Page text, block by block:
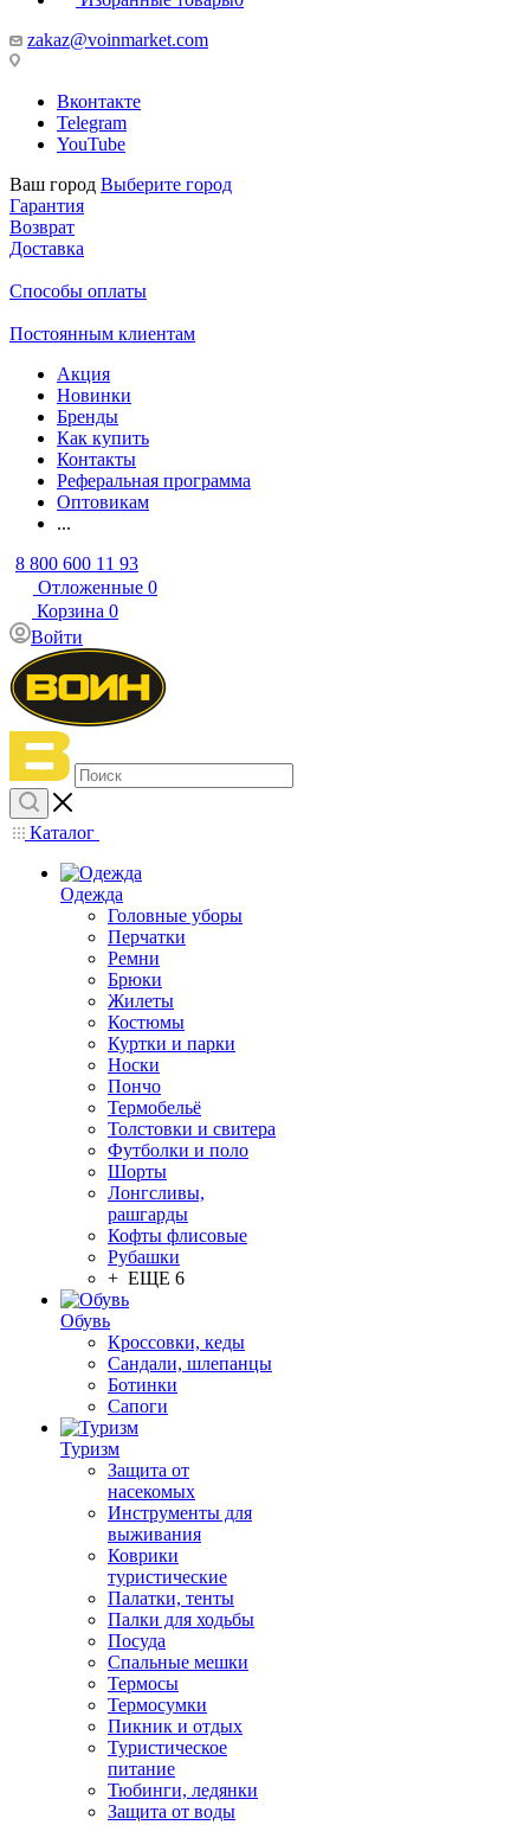
zakaz@voinmarket.com
Вконтакте
Telegram
YouTube
Ваш город Выберите город
Гарантия
Возврат
Доставка
Способы оплаты
Постоянным клиентам
Акция
Новинки
Бренды
Как купить
Контакты
Реферальная программа
Оптовикам
...
8 800 600 11 93
Отложенные 0
Корзина 0
Войти
Каталог
Одежда
Головные уборы
Перчатки
Ремни
Брюки
Жилеты
Костюмы
Куртки и парки
Носки
Пончо
Термобельё
Толстовки и свитера
Футболки и поло
Шорты
Лонгсливы,
рашгарды
Кофты флисовые
Рубашки
+ ЕЩЕ 6
Обувь
Кроссовки, кеды
Сандали, шлепанцы
Ботинки
Сапоги
Туризм
Защита от
насекомых
Инструменты для
выживания
Коврики
туристические
Палатки, тенты
Палки для ходьбы
Посуда
Спальные мешки
Термосы
Термосумки
Пикник и отдых
Туристическое
питание
Тюбинги, ледянки
Защита от воды